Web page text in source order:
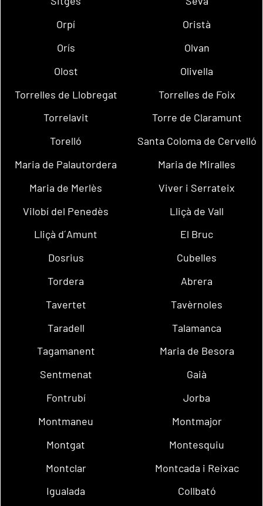
Orpí
Oristà
Orís
Olvan
Olost
Olivella
Torrelles de Llobregat
Torrelles de Foix
Torrelavit
Torre de Claramunt
Torelló
Santa Coloma de Cervelló
Maria de Palautordera
Maria de Miralles
Maria de Merlès
Viver i Serrateix
Vilobí del Penedès
Lliçà de Vall
Lliçà d´Amunt
El Bruc
Dosrius
Cubelles
Tordera
Abrera
Tavertet
Tavèrnoles
Taradell
Talamanca
Tagamanent
Maria de Besora
Sentmenat
Gaià
Fontrubí
Jorba
Montmaneu
Montmajor
Montgat
Montesquiu
Montclar
Montcada i Reixac
Igualada
Collbató